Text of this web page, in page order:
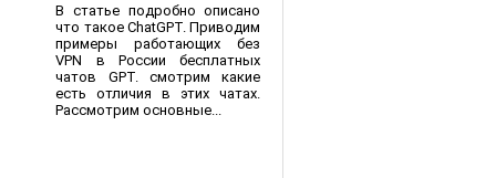
В статье подробно описано
что такое ChatGPT. Приводим
примеры работающих без
VPN в России бесплатных
чатов GPT. смотрим какие
есть отличия в этих чатах.
Рассмотрим основные...